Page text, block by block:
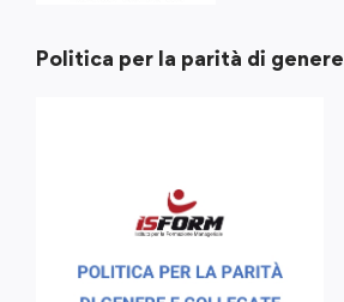
Politica per la parità di genere